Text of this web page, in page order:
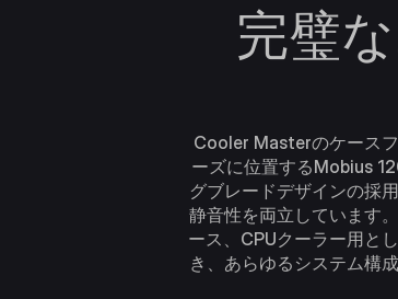
完璧
Cooler Masterのケース
ーズに位置するMobius
グブレードデザインの採
静音性を両立しています
ース、CPUクーラー用と
き、あらゆるシステム構